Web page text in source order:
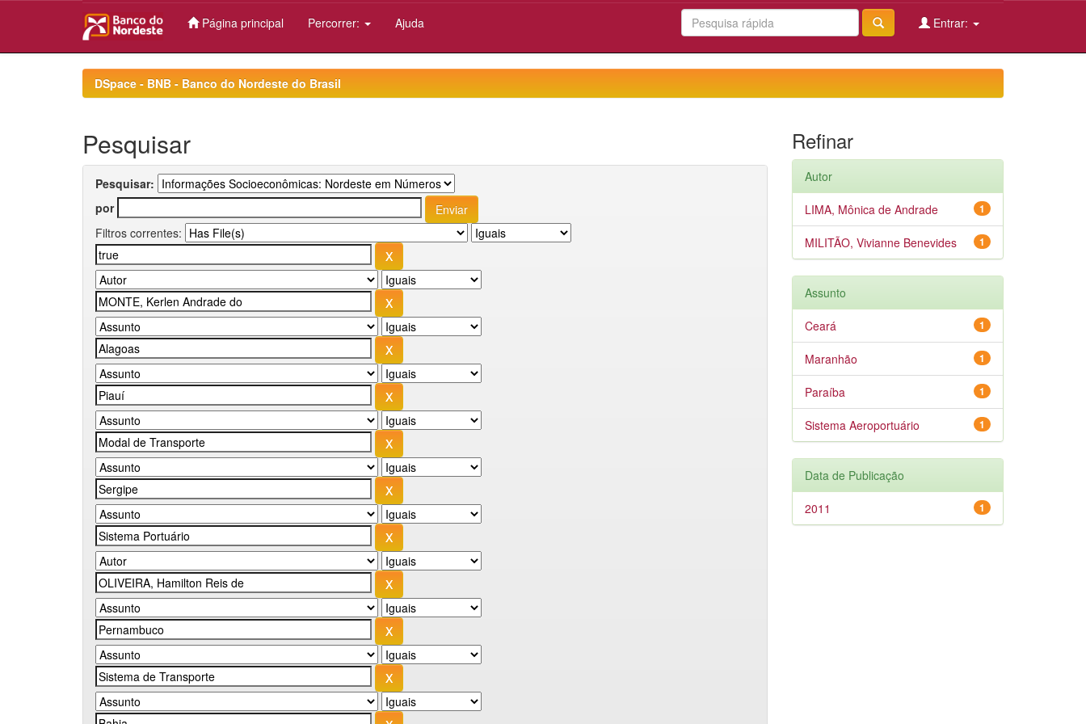
Página principal Percorrer: Ajuda Entrar:
DSpace - BNB - Banco do Nordeste do Brasil
Pesquisar
Pesquisar:
por
Filtros correntes:
Refinar
Autor
1
LIMA, Mônica de Andrade
1
MILITÃO, Vivianne Benevides
Assunto
1
Ceará
1
Maranhão
1
Paraíba
1
Sistema Aeroportuário
Data de Publicação
1
2011